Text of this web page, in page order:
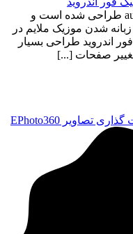
این پروژه توسط برنامه auto play studio8 طراحی شده است و
شدن موزیک ملایم در
اندروید طراحی بسیار
تغییر صفحات [...]